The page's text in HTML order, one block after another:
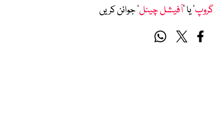
گروپ‘ یا ’آفیشل چینل‘ جوائن کریں